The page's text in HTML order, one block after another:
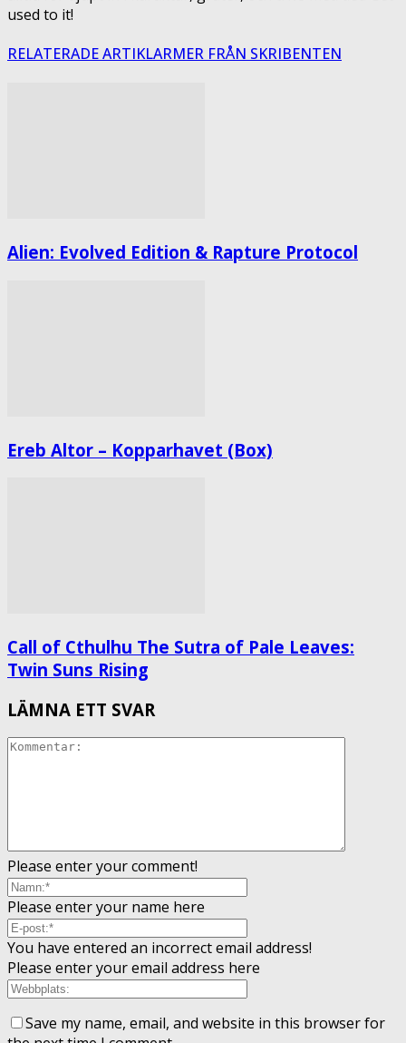
used to it!
RELATERADE ARTIKLARMER FRÅN SKRIBENTEN
Alien: Evolved Edition & Rapture Protocol
Ereb Altor – Kopparhavet (Box)
Call of Cthulhu The Sutra of Pale Leaves:
Twin Suns Rising
LÄMNA ETT SVAR
Please enter your comment!
Please enter your name here
You have entered an incorrect email address!
Please enter your email address here
Save my name, email, and website in this browser for